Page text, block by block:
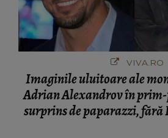
VIVA.RO
Imaginile uluitoare ale
Adrian Alexandrov în
surprins de paparazzi, fără